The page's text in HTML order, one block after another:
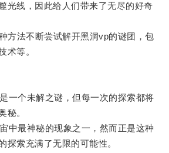
光线，因此给人们带来了无尽的好奇
法不断尝试解开黑洞vp的谜团，包
术等。
个未解之谜，但每一次的探索都将
秘。
最神秘的现象之一，然而正是这种
探索充满了无限的可能性。